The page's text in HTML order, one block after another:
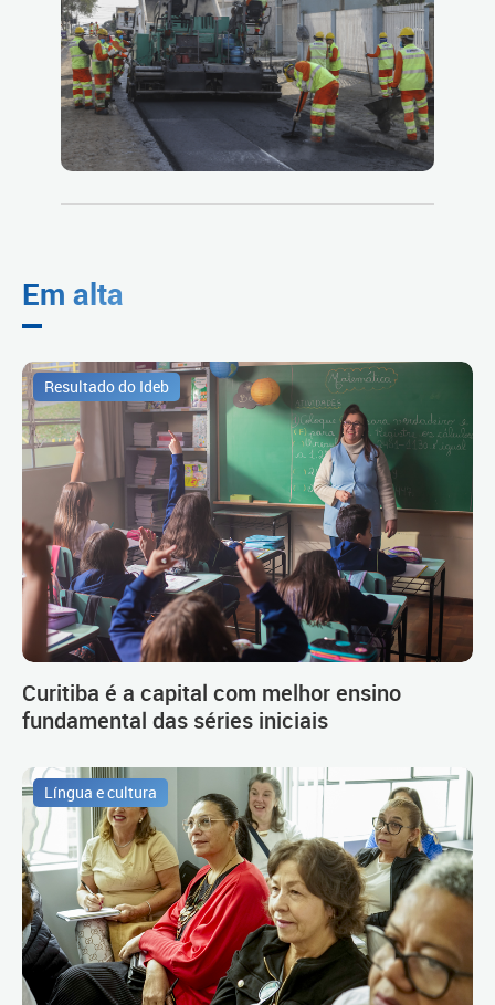
Em alta
Resultado do Ideb
Curitiba é a capital com melhor ensino
fundamental das séries iniciais
Língua e cultura